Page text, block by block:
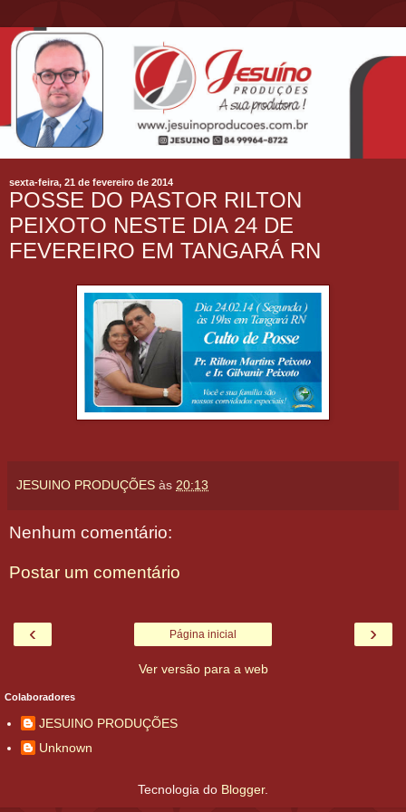
sexta-feira, 21 de fevereiro de 2014
POSSE DO PASTOR RILTON
PEIXOTO NESTE DIA 24 DE
FEVEREIRO EM TANGARÁ RN
JESUINO PRODUÇÕES às 20:13
Nenhum comentário:
Postar um comentário
‹ ›
Página inicial
Ver versão para a web
Colaboradores
JESUINO PRODUÇÕES
Unknown
Tecnologia do Blogger.